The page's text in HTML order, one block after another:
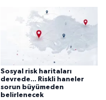
Sosyal risk haritaları
devrede... Riskli haneler
sorun büyümeden
belirlenecek